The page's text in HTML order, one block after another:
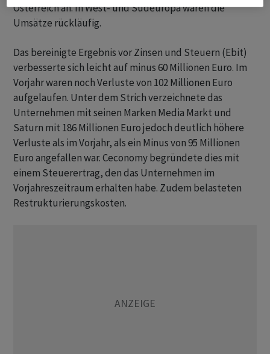
Österreich an. In West- und Südeuropa waren die
Umsätze rückläufig.
Das bereinigte Ergebnis vor Zinsen und Steuern (Ebit)
verbesserte sich leicht auf minus 60 Millionen Euro. Im
Vorjahr waren noch Verluste von 102 Millionen Euro
aufgelaufen. Unter dem Strich verzeichnete das
Unternehmen mit seinen Marken Media Markt und
Saturn mit 186 Millionen Euro jedoch deutlich höhere
Verluste als im Vorjahr, als ein Minus von 95 Millionen
Euro angefallen war. Ceconomy begründete dies mit
einem Steuerertrag, den das Unternehmen im
Vorjahreszeitraum erhalten habe. Zudem belasteten
Restrukturierungskosten.